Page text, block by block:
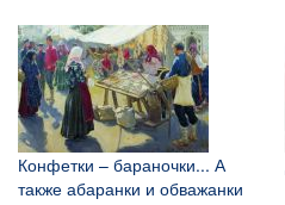
Конфетки – бараночки... А
также абаранки и обважанки